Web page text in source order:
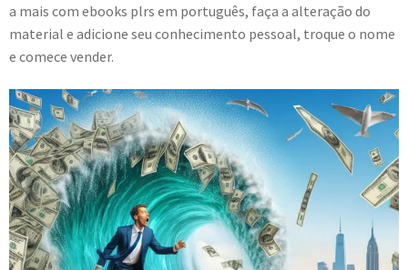
a mais com ebooks plrs em português, faça a alteração do
material e adicione seu conhecimento pessoal, troque o nome
e comece vender.